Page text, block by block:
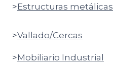
>Estructuras metálicas
>Vallado/Cercas
>Mobiliario Industrial